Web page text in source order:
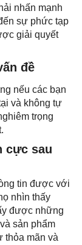
nhấn mạnh
sự phức tạp
giải quyết
đề
nếu các bạn
và không tự
trọng
cực sau
tin được với
nhìn thấy
được những
sản phẩm
thỏa mãn và